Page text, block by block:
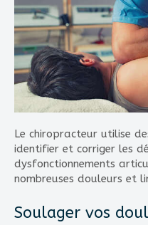
Le chiropracteur utilise
identifier et corriger les
dysfonctionnements
nombreuses douleurs et
Soulager vos